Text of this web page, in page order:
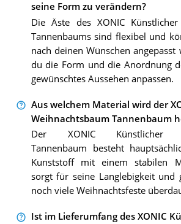
seine Form zu verändern?
Die Äste des XONIC Künstlicher
Tannenbaums sind flexibel und
nach deinen Wünschen angepasst
du die Form und die Anordnung
gewünschtes Aussehen anpassen.
Aus welchem Material wird der
Weihnachtsbaum Tannenbaum
Der XONIC Künstlicher
Tannenbaum besteht
Kunststoff mit einem stabilen
sorgt für seine Langlebigkeit und
noch viele Weihnachtsfeste
Ist im Lieferumfang des XONIC